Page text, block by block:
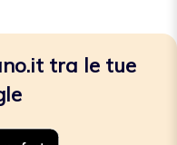
tra le tue